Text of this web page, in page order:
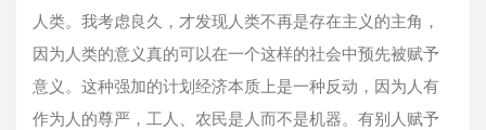
人类。我考虑良久，才发现人类不再是存在主义的主角，
因为人类的意义真的可以在一个这样的社会中预先被赋予
意义。这种强加的计划经济本质上是一种反动，因为人有
作为人的尊严，工人、农民是人而不是机器。有别人赋予